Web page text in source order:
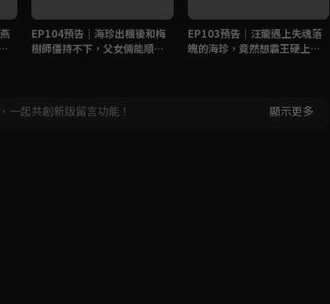
EP104預告｜海珍出櫃後和梅
樹師僵持不下，父女倆能順利
EP103預告｜汪龍遇上失魂落
魄的海珍，竟然想霸王硬上
，一起共創新版留言功能！ 顯示更多